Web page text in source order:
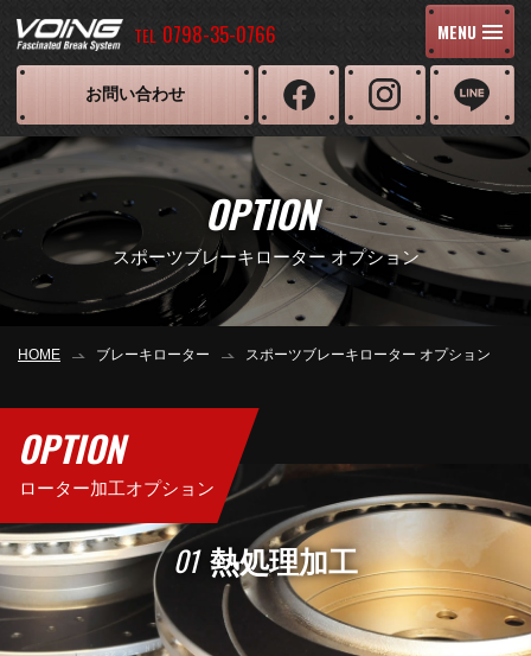
TEL 0798-35-0766 MENU
お問い合わせ
OPTION
スポーツブレーキローター オプション
HOME ブレーキローター スポーツブレーキローター オプション
OPTION
ローター加工オプション
01 熱処理加工